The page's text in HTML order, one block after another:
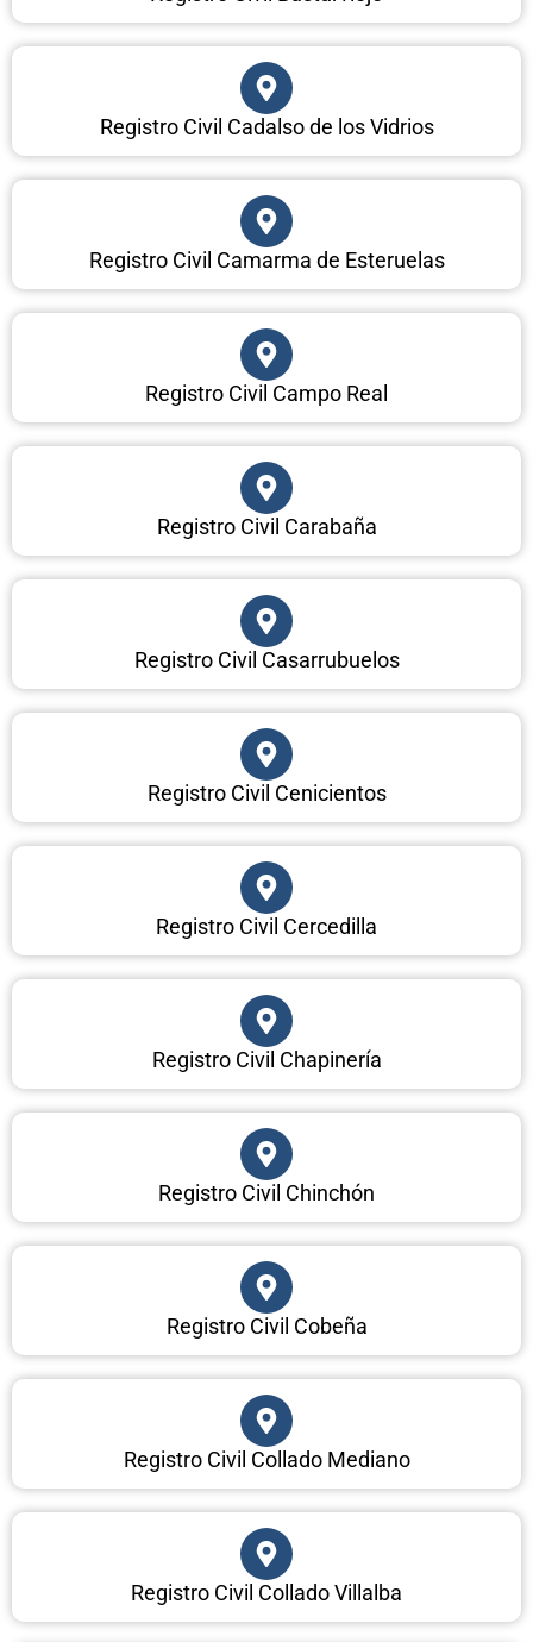
Registro Civil Cadalso de los Vidrios
Registro Civil Camarma de Esteruelas
Registro Civil Campo Real
Registro Civil Carabaña
Registro Civil Casarrubuelos
Registro Civil Cenicientos
Registro Civil Cercedilla
Registro Civil Chapinería
Registro Civil Chinchón
Registro Civil Cobeña
Registro Civil Collado Mediano
Registro Civil Collado Villalba